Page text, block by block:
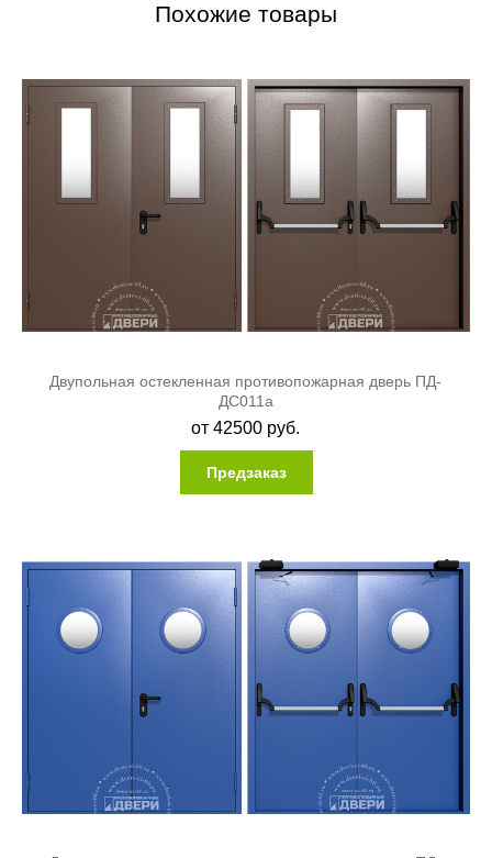
Похожие товары
Двупольная остекленная противопожарная дверь ПД-
ДC011a
от42500 руб.
Предзаказ